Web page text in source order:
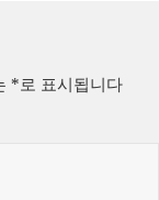
*로 표시됩니다